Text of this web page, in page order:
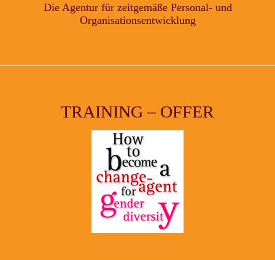
Die Agentur für zeitgemäße Personal- und
Organisationsentwicklung
TRAINING – OFFER